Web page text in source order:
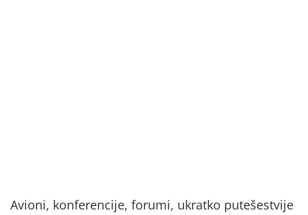
Avioni, konferencije, forumi, ukratko putešestvije